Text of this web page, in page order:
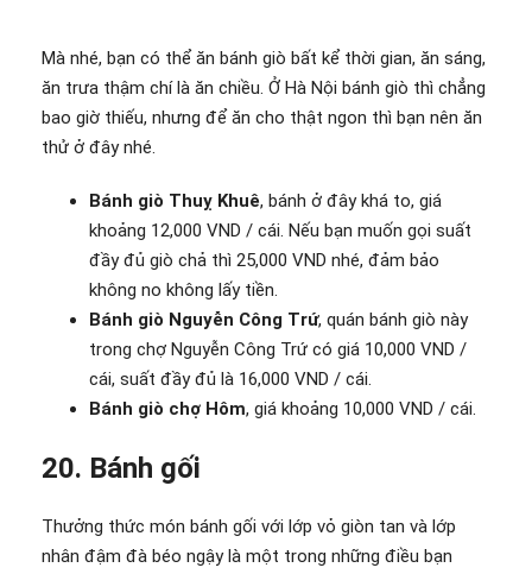
Mà nhé, bạn có thể ăn bánh giò bất kể thời gian, ăn sáng,
ăn trưa thậm chí là ăn chiều. Ở Hà Nội bánh giò thì chẳng
bao giờ thiếu, nhưng để ăn cho thật ngon thì bạn nên ăn
thử ở đây nhé.
Bánh giò Thuỵ Khuê, bánh ở đây khá to, giá
khoảng 12,000 VND / cái. Nếu bạn muốn gọi suất
đầy đủ giò chả thì 25,000 VND nhé, đảm bảo
không no không lấy tiền.
Bánh giò Nguyễn Công Trứ, quán bánh giò này
trong chợ Nguyễn Công Trứ có giá 10,000 VND /
cái, suất đầy đủ là 16,000 VND / cái.
Bánh giò chợ Hôm, giá khoảng 10,000 VND / cái.
20. Bánh gối
Thưởng thức món bánh gối với lớp vỏ giòn tan và lớp
nhân đậm đà béo ngậy là một trong những điều bạn